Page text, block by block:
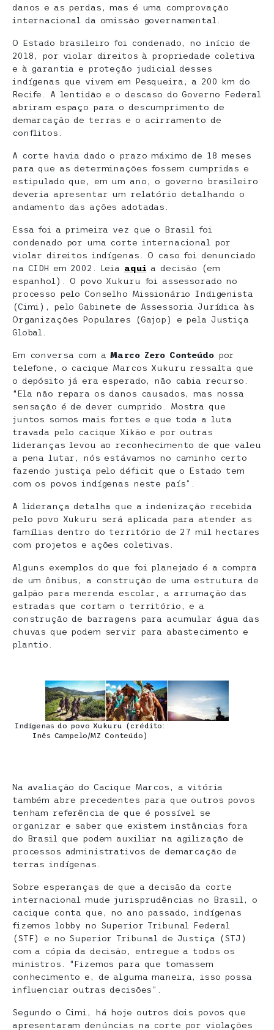
danos e as perdas, mas é uma comprovação
internacional da omissão governamental.
O Estado brasileiro foi condenado, no início de
2018, por violar direitos à propriedade coletiva
e à garantia e proteção judicial desses
indígenas que vivem em Pesqueira, a 200 km do
Recife. A lentidão e o descaso do Governo Federal
abriram espaço para o descumprimento de
demarcação de terras e o acirramento de
conflitos.
A corte havia dado o prazo máximo de 18 meses
para que as determinações fossem cumpridas e
estipulado que, em um ano, o governo brasileiro
deveria apresentar um relatório detalhando o
andamento das ações adotadas.
Essa foi a primeira vez que o Brasil foi
condenado por uma corte internacional por
violar direitos indígenas. O caso foi denunciado
na CIDH em 2002. Leia aqui a decisão (em
espanhol). O povo Xukuru foi assessorado no
processo pelo Conselho Missionário Indigenista
(Cimi), pelo Gabinete de Assessoria Jurídica às
Organizações Populares (Gajop) e pela Justiça
Global.
Em conversa com aMarco Zero Conteúdopor
telefone, o cacique Marcos Xukuru ressalta que
o depósito já era esperado, não cabia recurso.
“Ela não repara os danos causados, mas nossa
sensação é de dever cumprido. Mostra que
juntos somos mais fortes e que toda a luta
travada pelo cacique Xikão e por outras
lideranças levou ao reconhecimento de que valeu
a pena lutar, nós estávamos no caminho certo
fazendo justiça pelo déficit que o Estado tem
com os povos indígenas neste país”.
A liderança detalha que a indenização recebida
pelo povo Xukuru será aplicada para atender as
famílias dentro do território de 27 mil hectares
com projetos e ações coletivas.
Alguns exemplos do que foi planejado é a compra
de um ônibus, a construção de uma estrutura de
galpão para merenda escolar, a arrumação das
estradas que cortam o território, e a
construção de barragens para acumular água das
chuvas que podem servir para abastecimento e
plantio.
Indígenas do povo Xukuru (crédito:
Inês Campelo/MZ Conteúdo)
Na avaliação do Cacique Marcos, a vitória
também abre precedentes para que outros povos
tenham referência de que é possível se
organizar e saber que existem instâncias fora
do Brasil que podem auxiliar na agilização de
processos administrativos de demarcação de
terras indígenas.
Sobre esperanças de que a decisão da corte
internacional mude jurisprudências no Brasil, o
cacique conta que, no ano passado, indígenas
fizemos lobby no Superior Tribunal Federal
(STF) e no Superior Tribunal de Justiça (STJ)
com a cópia da decisão, entregue a todos os
ministros. “Fizemos para que tomassem
conhecimento e, de alguma maneira, isso possa
influenciar outras decisões”.
Segundo o Cimi, há hoje outros dois povos que
apresentaram denúncias na corte por violações